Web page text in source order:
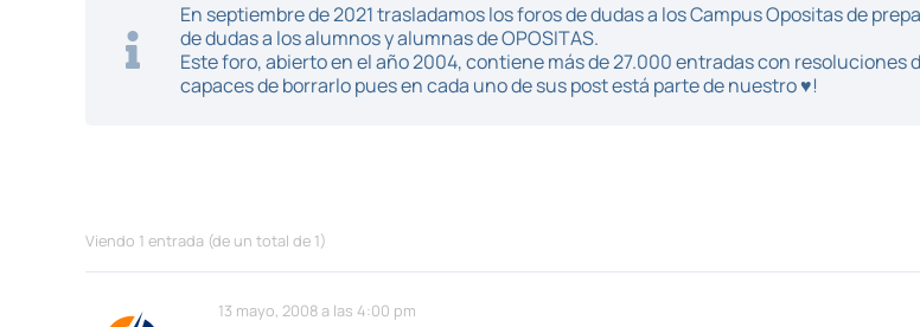
En septiembre de 2021 trasladamos los foros de dudas a los Campus Opositas de
de dudas a los alumnos y alumnas de OPOSITAS.
Este foro, abierto en el año 2004, contiene más de 27.000 entradas con
capaces de borrarlo pues en cada uno de sus post está parte de nuestro ♥!
Viendo 1 entrada (de un total de 1)
13 mayo, 2008 a las 4:00 pm